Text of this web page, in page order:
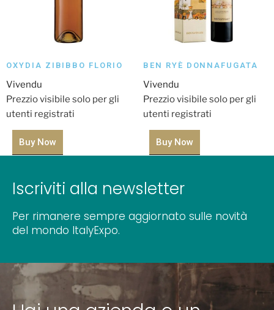
OXYDIA ZIBIBBO FLORIO
Vivendu
Prezzio visibile solo per gli
utenti registrati
Buy Now
BEN RYÈ DONNAFUGATA
Vivendu
Prezzio visibile solo per gli
utenti registrati
Buy Now
Iscriviti alla newsletter
Per rimanere sempre aggiornato sulle novità
del mondo ItalyExpo.